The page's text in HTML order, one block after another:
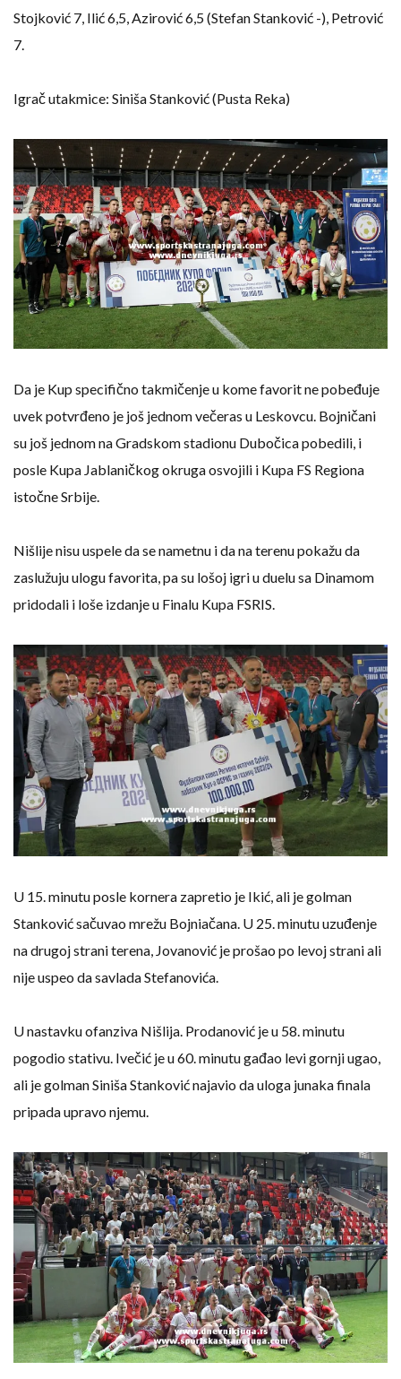
Stojković 7, Ilić 6,5, Azirović 6,5 (Stefan Stanković -), Petrović
7.
Igrač utakmice: Siniša Stanković (Pusta Reka)
Da je Kup specifično takmičenje u kome favorit ne pobeđuje
uvek potvrđeno je još jednom večeras u Leskovcu. Bojničani
su još jednom na Gradskom stadionu Dubočica pobedili, i
posle Kupa Jablaničkog okruga osvojili i Kupa FS Regiona
istočne Srbije.
Nišlije nisu uspele da se nametnu i da na terenu pokažu da
zaslužuju ulogu favorita, pa su lošoj igri u duelu sa Dinamom
pridodali i loše izdanje u Finalu Kupa FSRIS.
U 15. minutu posle kornera zapretio je Ikić, ali je golman
Stanković sačuvao mrežu Bojniačana. U 25. minutu uzuđenje
na drugoj strani terena, Jovanović je prošao po levoj strani ali
nije uspeo da savlada Stefanovića.
U nastavku ofanziva Nišlija. Prodanović je u 58. minutu
pogodio stativu. Ivečić je u 60. minutu gađao levi gornji ugao,
ali je golman Siniša Stanković najavio da uloga junaka finala
pripada upravo njemu.